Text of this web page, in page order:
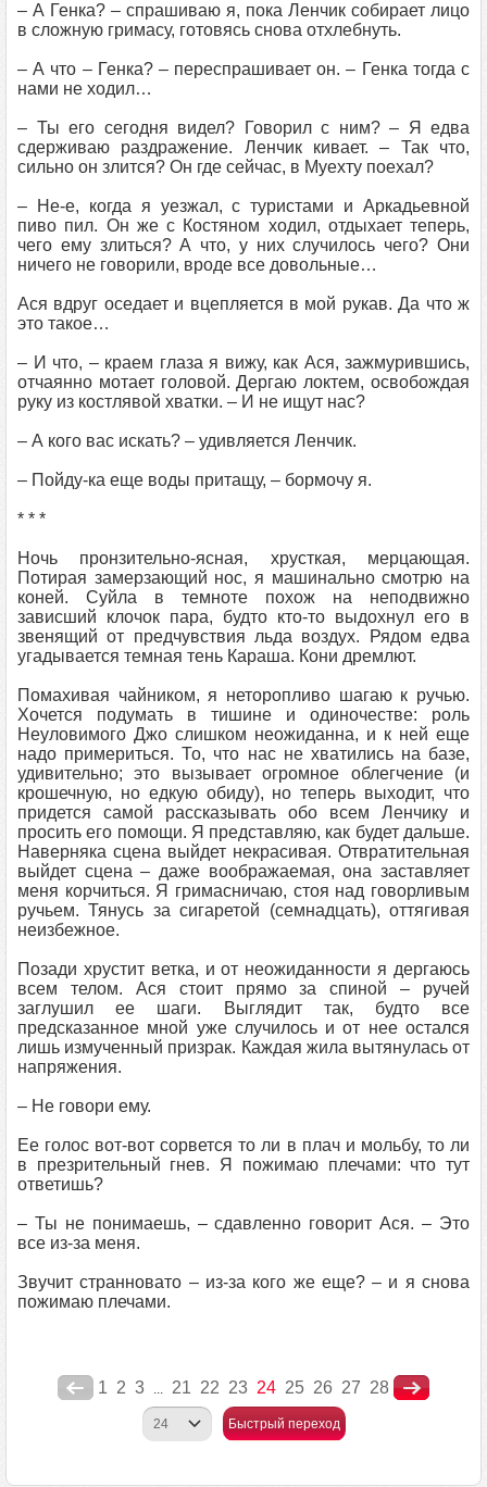
– А Генка? – спрашиваю я, пока Ленчик собирает лицо
в сложную гримасу, готовясь снова отхлебнуть.
– А что – Генка? – переспрашивает он. – Генка тогда с
нами не ходил…
– Ты его сегодня видел? Говорил с ним? – Я едва
сдерживаю раздражение. Ленчик кивает. – Так что,
сильно он злится? Он где сейчас, в Муехту поехал?
– Не-е, когда я уезжал, с туристами и Аркадьевной
пиво пил. Он же с Костяном ходил, отдыхает теперь,
чего ему злиться? А что, у них случилось чего? Они
ничего не говорили, вроде все довольные…
Ася вдруг оседает и вцепляется в мой рукав. Да что ж
это такое…
– И что, – краем глаза я вижу, как Ася, зажмурившись,
отчаянно мотает головой. Дергаю локтем, освобождая
руку из костлявой хватки. – И не ищут нас?
– А кого вас искать? – удивляется Ленчик.
– Пойду-ка еще воды притащу, – бормочу я.
* * *
Ночь пронзительно-ясная, хрусткая, мерцающая.
Потирая замерзающий нос, я машинально смотрю на
коней. Суйла в темноте похож на неподвижно
зависший клочок пара, будто кто-то выдохнул его в
звенящий от предчувствия льда воздух. Рядом едва
угадывается темная тень Караша. Кони дремлют.
Помахивая чайником, я неторопливо шагаю к ручью.
Хочется подумать в тишине и одиночестве: роль
Неуловимого Джо слишком неожиданна, и к ней еще
надо примериться. То, что нас не хватились на базе,
удивительно; это вызывает огромное облегчение (и
крошечную, но едкую обиду), но теперь выходит, что
придется самой рассказывать обо всем Ленчику и
просить его помощи. Я представляю, как будет дальше.
Наверняка сцена выйдет некрасивая. Отвратительная
выйдет сцена – даже воображаемая, она заставляет
меня корчиться. Я гримасничаю, стоя над говорливым
ручьем. Тянусь за сигаретой (семнадцать), оттягивая
неизбежное.
Позади хрустит ветка, и от неожиданности я дергаюсь
всем телом. Ася стоит прямо за спиной – ручей
заглушил ее шаги. Выглядит так, будто все
предсказанное мной уже случилось и от нее остался
лишь измученный призрак. Каждая жила вытянулась от
напряжения.
– Не говори ему.
Ее голос вот-вот сорвется то ли в плач и мольбу, то ли
в презрительный гнев. Я пожимаю плечами: что тут
ответишь?
– Ты не понимаешь, – сдавленно говорит Ася. – Это
все из-за меня.
Звучит странновато – из-за кого же еще? – и я снова
пожимаю плечами.
1 2 3 ... 21 22 23 24 25 26 27 28
Быстрый переход